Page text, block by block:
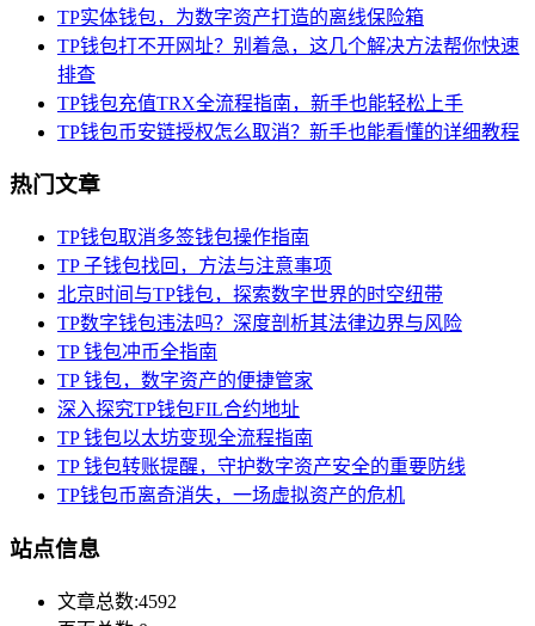
TP实体钱包，为数字资产打造的离线保险箱
TP钱包打不开网址？别着急，这几个解决方法帮你快速
排查
TP钱包充值TRX全流程指南，新手也能轻松上手
TP钱包币安链授权怎么取消？新手也能看懂的详细教程
热门文章
TP钱包取消多签钱包操作指南
TP 子钱包找回，方法与注意事项
北京时间与TP钱包，探索数字世界的时空纽带
TP数字钱包违法吗？深度剖析其法律边界与风险
TP 钱包冲币全指南
TP 钱包，数字资产的便捷管家
深入探究TP钱包FIL合约地址
TP 钱包以太坊变现全流程指南
TP 钱包转账提醒，守护数字资产安全的重要防线
TP钱包币离奇消失，一场虚拟资产的危机
站点信息
文章总数:4592